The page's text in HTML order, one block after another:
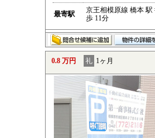
最寄駅
京王相模原線 橋本 駅
歩 11分
0.8 万円 礼 1ヶ月